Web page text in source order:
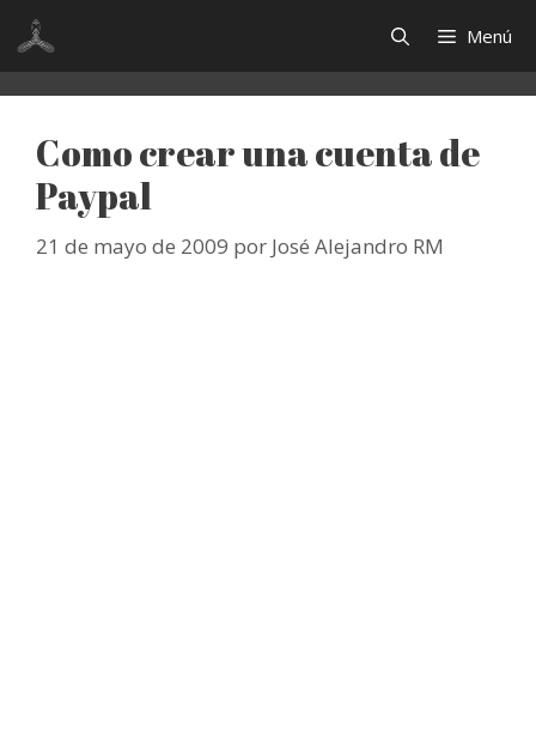
Saltar
contenido
Menú
Como crear una cuenta de
Paypal
21 de mayo de 2009 por José Alejandro RM